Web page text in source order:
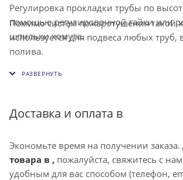
Регулировка прокладки трубы по
помощью регулировочной гайки или
шпильки хомута.
Помимо систем пожаротушения такой
используется для подвеса любых труб,
полива.
Доставка и оплата в
Экономьте время на получении заказа.
товара в , пожалуйста, свяжитесь с
удобным для вас способом (телефон,